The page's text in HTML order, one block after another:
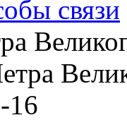
связи
16